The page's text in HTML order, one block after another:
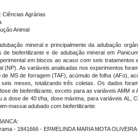
Ciências Agrárias
Animal
mineral e principalmente da adubação
de biofertilizante e de adubação mineral em
em blocos ao acaso com seis
(NP). As variáveis analisadas nos experimentos
de MS de forragem (TAF), acúmulo de folha (AFo),
meses, totalizando três coletas. Os dados
de biofertilizante, exceto para as variáveis AMM
a dose de 40 t/ha, dose máxima, para variáveis AL,
massai adubado com biofertilizante.
- 1841666 - ERMELINDA MARIA MOTA OLIVEIRA